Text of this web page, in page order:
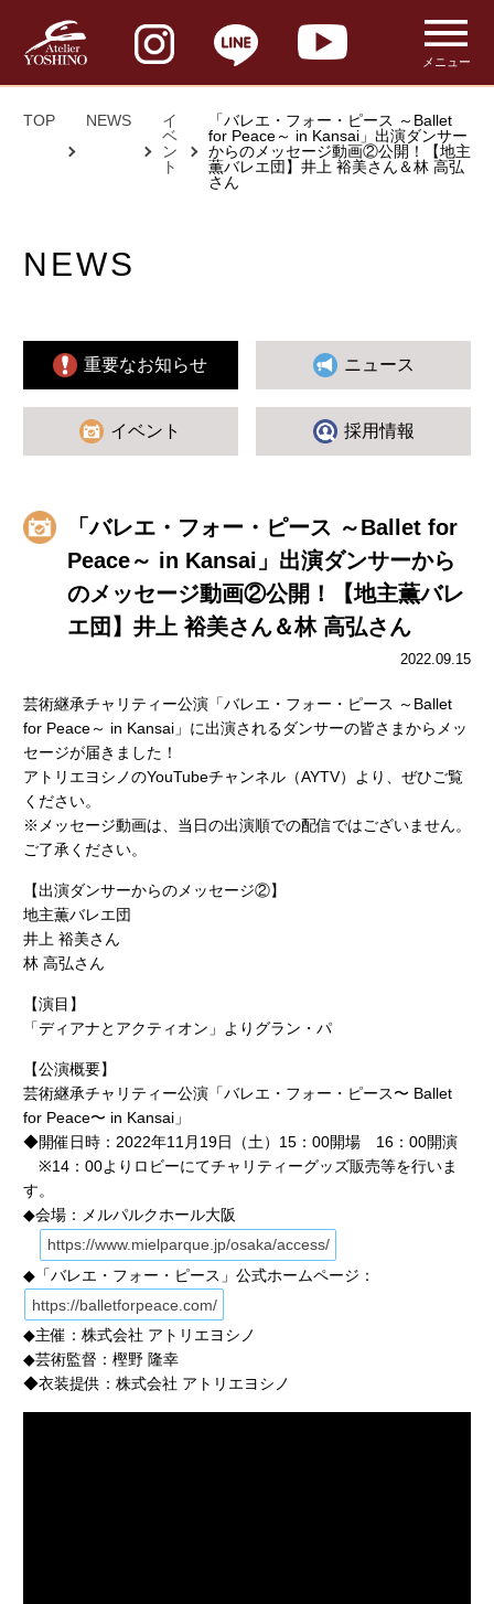
メニュー
TOP NEWS
イ
ベ
ン
ト
「バレエ・フォー・ピース ～Ballet
for Peace～ in Kansai」出演ダンサー
からのメッセージ動画②公開！【地主
薫バレエ団】井上 裕美さん＆林 高弘
さん
NEWS
重要なお知らせ ニュース
イベント 採用情報
「バレエ・フォー・ピース ～Ballet for
Peace～ in Kansai」出演ダンサーから
のメッセージ動画②公開！【地主薫バレ
エ団】井上 裕美さん＆林 高弘さん
2022.09.15
芸術継承チャリティー公演「バレエ・フォー・ピース ～Ballet
for Peace～ in Kansai」に出演されるダンサーの皆さまからメッ
セージが届きました！
アトリエヨシノのYouTubeチャンネル（AYTV）より、ぜひご覧
ください。
※メッセージ動画は、当日の出演順での配信ではございません。
ご了承ください。
【出演ダンサーからのメッセージ②】
地主薫バレエ団
井上 裕美さん
林 高弘さん
【演目】
「ディアナとアクティオン」よりグラン・パ
【公演概要】
芸術継承チャリティー公演「バレエ・フォー・ピース〜 Ballet
for Peace〜 in Kansai」
◆開催日時：2022年11月19日（土）15：00開場 16：00開演
※14：00よりロビーにてチャリティーグッズ販売等を行いま
す。
◆会場：メルパルクホール大阪
https://www.mielparque.jp/osaka/access/
◆「バレエ・フォー・ピース」公式ホームページ：
https://balletforpeace.com/
◆主催：株式会社 アトリエヨシノ
◆芸術監督：樫野 隆幸
◆衣装提供：株式会社 アトリエヨシノ